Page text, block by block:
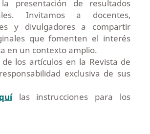
presentación de resultados
Invitamos a docentes,
y divulgadores a compartir
que fomenten el interés
en un contexto amplio.
de los artículos en la Revista de
exclusiva de sus
las instrucciones para los